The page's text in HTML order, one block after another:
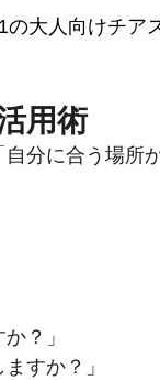
大人向けチア
用術
分に合う場所
？」
すか？」